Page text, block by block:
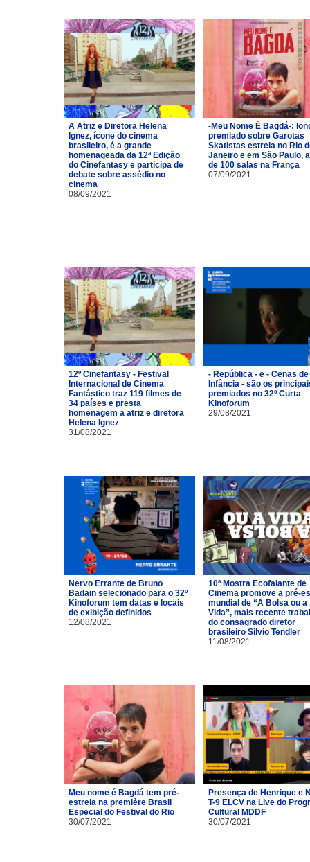
A Atriz e Diretora Helena
Ignez, ícone do cinema
brasileiro, é a grande
homenageada da 12ª Edição
do Cinefantasy e participa de
debate sobre assédio no
cinema
08/09/2021
-Meu Nome É Bagdá-:
premiado sobre Garotas
Skatistas estreia no Rio
Janeiro e em São Paulo,
de 100 salas na França
07/09/2021
12º Cinefantasy - Festival
Internacional de Cinema
Fantástico traz 119 filmes de
34 países e presta
homenagem a atriz e diretora
Helena Ignez
31/08/2021
- República - e - Cenas de
Infância - são os
premiados no 32º Curta
Kinoforum
29/08/2021
Nervo Errante de Bruno
Badain selecionado para o 32º
Kinoforum tem datas e locais
de exibição definidos
12/08/2021
10ª Mostra Ecofalante de
Cinema promove a pré-
mundial de “A Bolsa ou a
Vida”, mais recente
do consagrado diretor
brasileiro Silvio Tendler
11/08/2021
Meu nome é Bagdá tem pré-
estreia na première Brasil
Especial do Festival do Rio
30/07/2021
Presença de Henrique e
T-9 ELCV na Live do
Cultural MDDF
30/07/2021